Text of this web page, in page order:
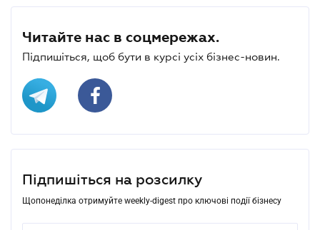
Читайте нас в соцмережах.
Підпишіться, щоб бути в курсі усіх бізнес-новин.
Підпишіться на розсилку
Щопонеділка отримуйте weekly-digest про ключові події бізнесу